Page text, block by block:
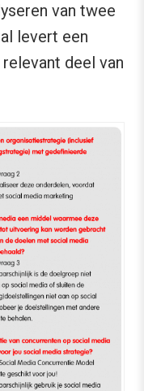
van twee
levert een
deel van